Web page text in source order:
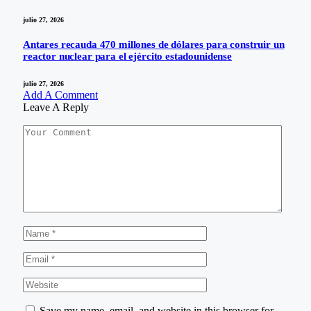
julio 27, 2026
Antares recauda 470 millones de dólares para construir un
reactor nuclear para el ejército estadounidense
julio 27, 2026
Add A Comment
Leave A Reply